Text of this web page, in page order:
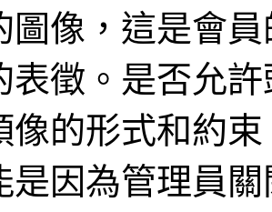
圖像，這是會
表徵。是否允
像的形式和約
是因為管理員